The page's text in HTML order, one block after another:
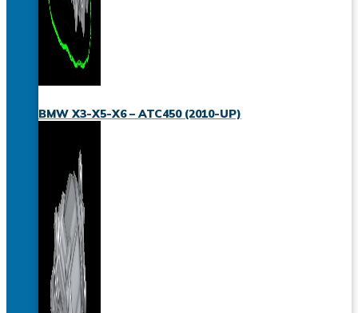
BMW X3-X5-X6 – ATC450 (2010-UP)